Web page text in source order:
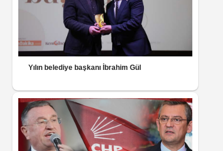
Yılın belediye başkanı İbrahim Gül